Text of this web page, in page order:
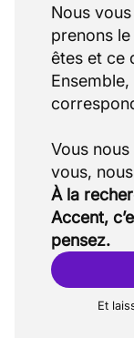
Nous
prenons
êtes et ce
Vous
À la
Accent,
pensez.
Et